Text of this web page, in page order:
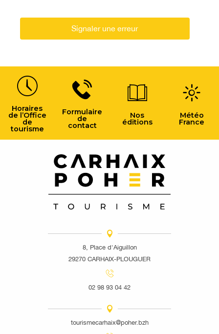
Signaler une erreur
Horaires
de l’Office
de
tourisme
Formulaire
de
contact
Nos
éditions
Météo
France
8, Place d'Aiguillon
29270 CARHAIX-PLOUGUER
02 98 93 04 42
tourismecarhaix@poher.bzh